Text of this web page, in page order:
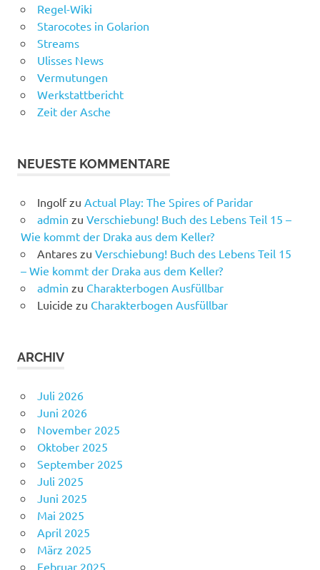
Regel-Wiki
Starocotes in Golarion
Streams
Ulisses News
Vermutungen
Werkstattbericht
Zeit der Asche
NEUESTE KOMMENTARE
Ingolfzu Actual Play: The Spires of Paridar
admin zu Verschiebung! Buch des Lebens Teil 15 –
Wie kommt der Draka aus dem Keller?
Antareszu Verschiebung! Buch des Lebens Teil 15
– Wie kommt der Draka aus dem Keller?
admin zu Charakterbogen Ausfüllbar
Luicide zu Charakterbogen Ausfüllbar
ARCHIV
Juli 2026
Juni 2026
November 2025
Oktober 2025
September 2025
Juli 2025
Juni 2025
Mai 2025
April 2025
März 2025
Februar 2025